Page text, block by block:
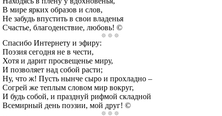
В мире ярких образов и слов,
Не забудь впустить в свои владенья
Счастье, благоденствие, любовь! ©
Спасибо Интернету и эфиру:
Поэзия сегодня не в чести,
Хотя и дарит просвещенье миру,
И позволяет над собой расти;
Ну, что ж! Пусть нынче сыро и прохладно –
Согрей же теплым словом мир вокруг,
И будь собой, и празднуй рифмой складной
Всемирный день поэзии, мой друг! ©